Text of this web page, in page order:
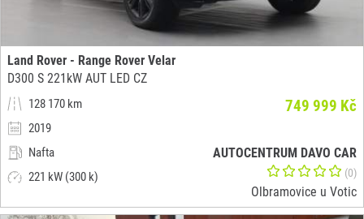
Land Rover - Range Rover Velar
D300 S 221kW AUT LED CZ
128 170 km
2019
Nafta
221 kW (300 k)
749 999 Kč
AUTOCENTRUM DAVO CAR
(0)
Olbramovice u Votic